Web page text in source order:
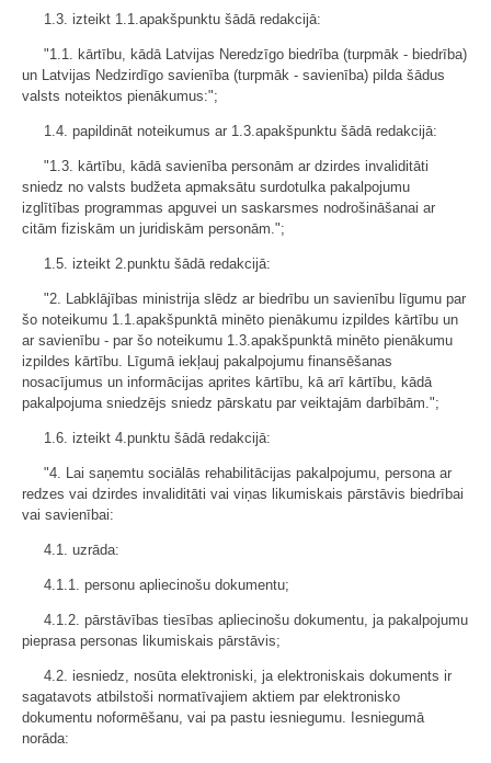
1.3. izteikt 1.1.apakšpunktu šādā redakcijā:
"1.1. kārtību, kādā Latvijas Neredzīgo biedrība (turpmāk - biedrība)
un Latvijas Nedzirdīgo savienība (turpmāk - savienība) pilda šādus
valsts noteiktos pienākumus:";
1.4. papildināt noteikumus ar 1.3.apakšpunktu šādā redakcijā:
"1.3. kārtību, kādā savienība personām ar dzirdes invaliditāti
sniedz no valsts budžeta apmaksātu surdotulka pakalpojumu
izglītības programmas apguvei un saskarsmes nodrošināšanai ar
citām fiziskām un juridiskām personām.";
1.5. izteikt 2.punktu šādā redakcijā:
"2. Labklājības ministrija slēdz ar biedrību un savienību līgumu par
šo noteikumu 1.1.apakšpunktā minēto pienākumu izpildes kārtību un
ar savienību - par šo noteikumu 1.3.apakšpunktā minēto pienākumu
izpildes kārtību. Līgumā iekļauj pakalpojumu finansēšanas
nosacījumus un informācijas aprites kārtību, kā arī kārtību, kādā
pakalpojuma sniedzējs sniedz pārskatu par veiktajām darbībām.";
1.6. izteikt 4.punktu šādā redakcijā:
"4. Lai saņemtu sociālās rehabilitācijas pakalpojumu, persona ar
redzes vai dzirdes invaliditāti vai viņas likumiskais pārstāvis biedrībai
vai savienībai:
4.1. uzrāda:
4.1.1. personu apliecinošu dokumentu;
4.1.2. pārstāvības tiesības apliecinošu dokumentu, ja pakalpojumu
pieprasa personas likumiskais pārstāvis;
4.2. iesniedz, nosūta elektroniski, ja elektroniskais dokuments ir
sagatavots atbilstoši normatīvajiem aktiem par elektronisko
dokumentu noformēšanu, vai pa pastu iesniegumu. Iesniegumā
norāda: